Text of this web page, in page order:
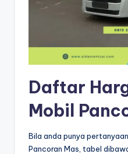
Daftar
Mobil
Bila anda punya
Pancoran Mas, tabel